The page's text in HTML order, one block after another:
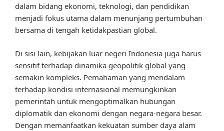
dalam bidang ekonomi, teknologi, dan pendidikan
menjadi fokus utama dalam menunjang pertumbuhan
bersama di tengah ketidakpastian global.
Di sisi lain, kebijakan luar negeri Indonesia juga harus
sensitif terhadap dinamika geopolitik global yang
semakin kompleks. Pemahaman yang mendalam
terhadap kondisi internasional memungkinkan
pemerintah untuk mengoptimalkan hubungan
diplomatik dan ekonomi dengan negara-negara besar.
Dengan memanfaatkan kekuatan sumber daya alam